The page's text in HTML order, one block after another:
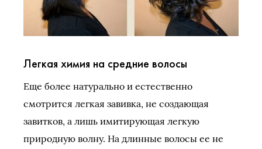
Легкая химия на средние волосы
Еще более натурально и естественно
смотрится легкая завивка, не создающая
завитков, а лишь имитирующая легкую
природную волну. На длинные волосы ее не